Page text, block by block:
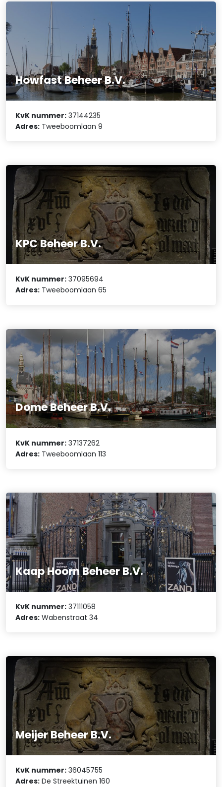
Howfast Beheer B.V.
KvK nummer: 37144235
Adres: Tweeboomlaan 9
KPC Beheer B.V.
KvK nummer: 37095694
Adres: Tweeboomlaan 65
Dome Beheer B.V.
KvK nummer: 37137262
Adres: Tweeboomlaan 113
Kaap Hoorn Beheer B.V.
KvK nummer: 37111058
Adres: Wabenstraat 34
Meijer Beheer B.V.
KvK nummer: 36045755
Adres: De Streektuinen 160